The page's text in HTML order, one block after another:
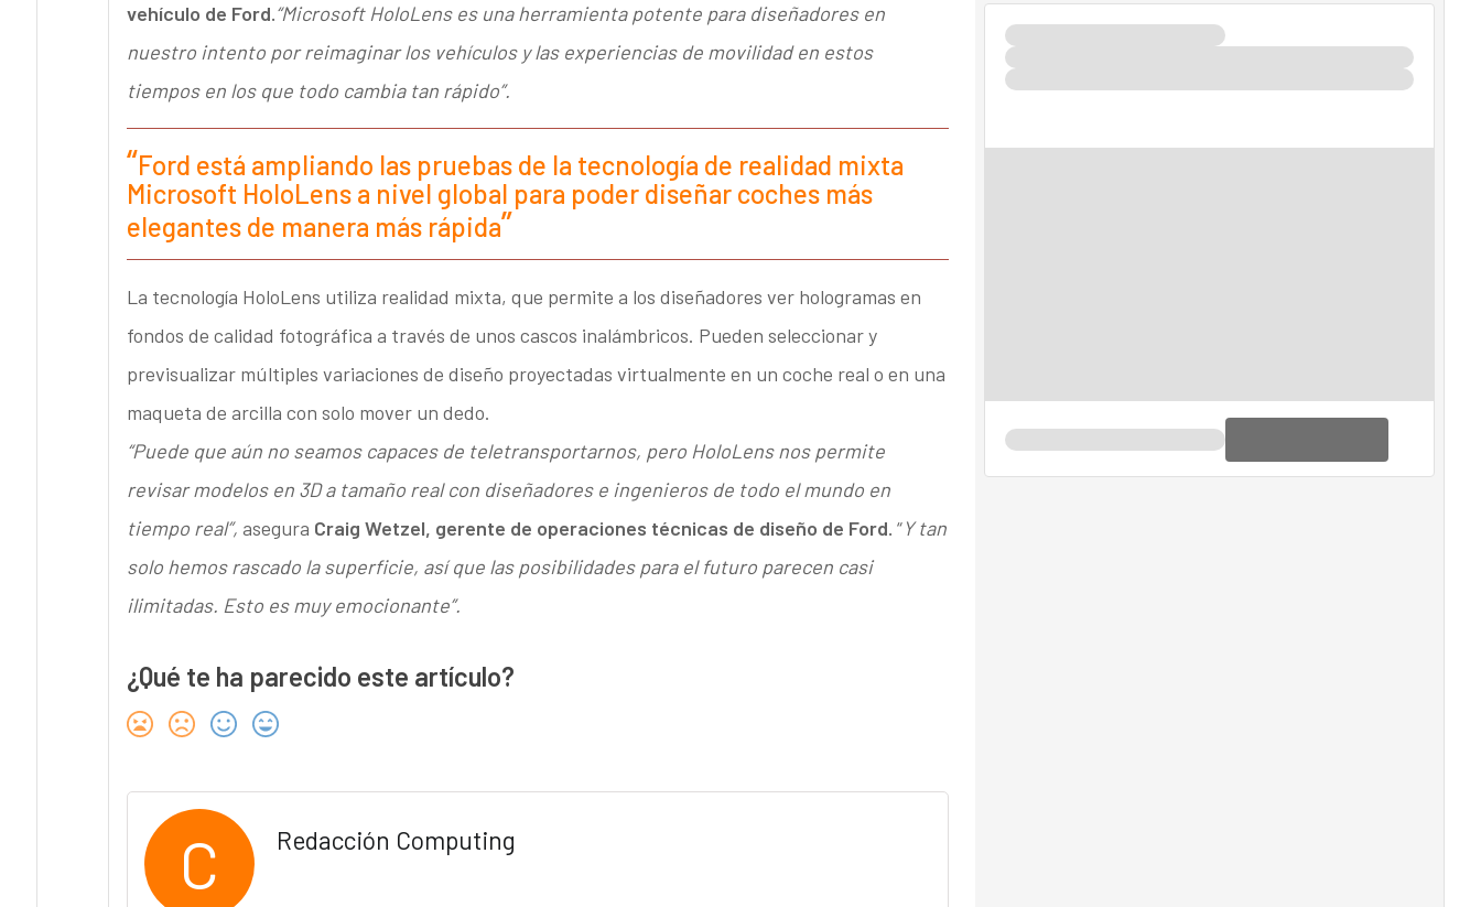
vehículo de Ford.“Microsoft HoloLens es una herramienta potente para diseñadores en
nuestro intento por reimaginar los vehículos y las experiencias de movilidad en estos
tiempos en los que todo cambia tan rápido”.
Ford está ampliando las pruebas de la tecnología de realidad mixta
Microsoft HoloLens a nivel global para poder diseñar coches más
elegantes de manera más rápida
La tecnología HoloLens utiliza realidad mixta, que permite a los diseñadores ver hologramas en
fondos de calidad fotográfica a través de unos cascos inalámbricos. Pueden seleccionar y
previsualizar múltiples variaciones de diseño proyectadas virtualmente en un coche real o en una
maqueta de arcilla con solo mover un dedo.
“Puede que aún no seamos capaces de teletransportarnos, pero HoloLens nos permite
revisar modelos en 3D a tamaño real con diseñadores e ingenieros de todo el mundo en
tiempo real”, asegura Craig Wetzel, gerente de operaciones técnicas de diseño de Ford. “Y tan
solo hemos rascado la superficie, así que las posibilidades para el futuro parecen casi
ilimitadas. Esto es muy emocionante”.
¿Qué te ha parecido este artículo?
C Redacción Computing